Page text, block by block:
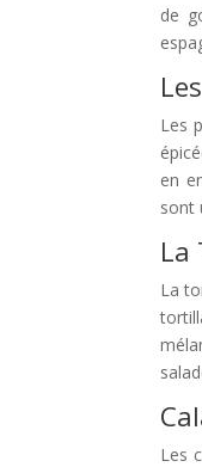
de
Les
en
sont
La
La
Les